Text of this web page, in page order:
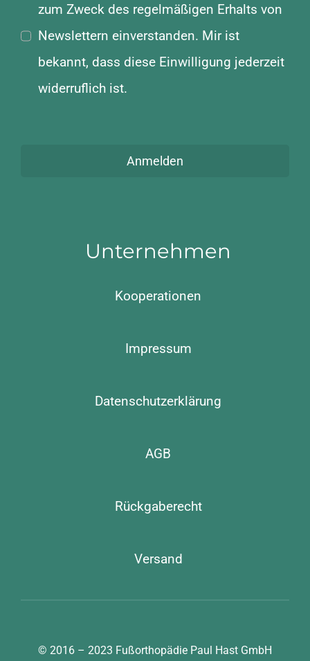
zum Zweck des regelmäßigen Erhalts von
Newslettern einverstanden. Mir ist
bekannt, dass diese Einwilligung jederzeit
widerruflich ist.
Anmelden
Unternehmen
Kooperationen
Impressum
Datenschutzerklärung
AGB
Rückgaberecht
Versand
© 2016 – 2023 Fußorthopädie Paul Hast GmbH